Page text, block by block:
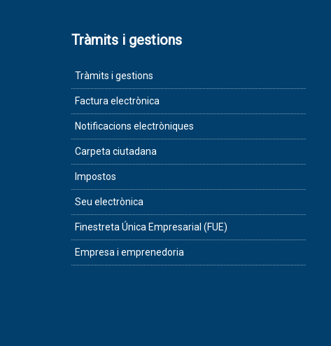
Tràmits i gestions
Tràmits i gestions
Factura electrònica
Notificacions electròniques
Carpeta ciutadana
Impostos
Seu electrònica
Finestreta Única Empresarial (FUE)
Empresa i emprenedoria